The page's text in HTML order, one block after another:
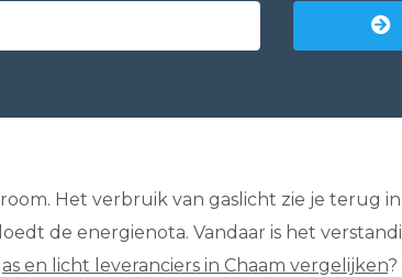
Het verbruik van gaslicht zie je terug
de energienota. Vandaar is het
en licht leveranciers in Chaam vergelijken?